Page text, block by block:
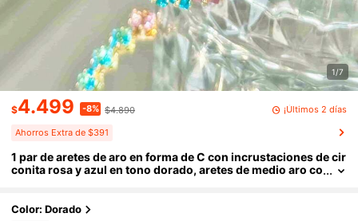
1/7
$4.499 -8% $4.890 ¡Últimos 2 días
Ahorros Extra de $391
1 par de aretes de aro en forma de C con incrustaciones de cir
conita rosa y azul en tono dorado, aretes de medio aro co
Color: Dorado